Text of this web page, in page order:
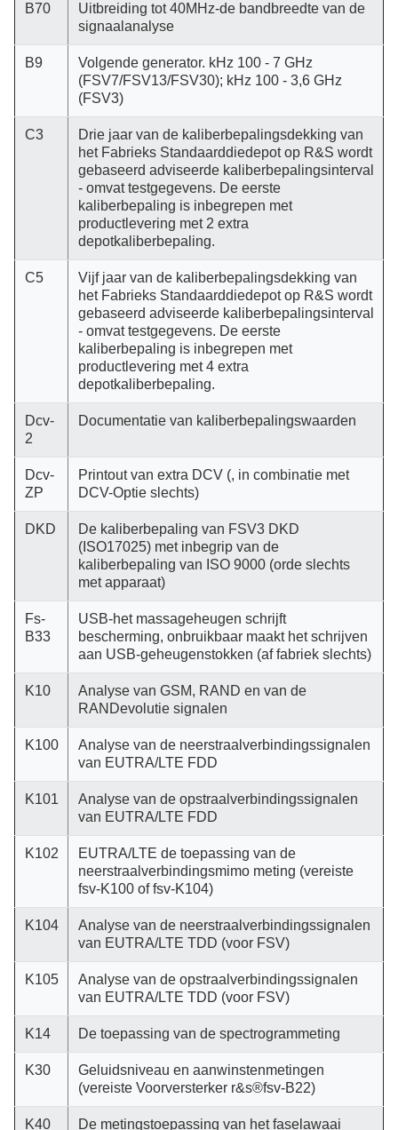
B70
Uitbreiding tot 40MHz-de bandbreedte van de
signaalanalyse
B9
Volgende generator. kHz 100 - 7 GHz
(FSV7/FSV13/FSV30); kHz 100 - 3,6 GHz
(FSV3)
C3
Drie jaar van de kaliberbepalingsdekking van
het Fabrieks Standaarddiedepot op R&S wordt
gebaseerd adviseerde kaliberbepalingsinterval
- omvat testgegevens. De eerste
kaliberbepaling is inbegrepen met
productlevering met 2 extra
depotkaliberbepaling.
C5
Vijf jaar van de kaliberbepalingsdekking van
het Fabrieks Standaarddiedepot op R&S wordt
gebaseerd adviseerde kaliberbepalingsinterval
- omvat testgegevens. De eerste
kaliberbepaling is inbegrepen met
productlevering met 4 extra
depotkaliberbepaling.
Dcv-
2
Documentatie van kaliberbepalingswaarden
Dcv-
ZP
Printout van extra DCV (, in combinatie met
DCV-Optie slechts)
DKD
De kaliberbepaling van FSV3 DKD
(ISO17025) met inbegrip van de
kaliberbepaling van ISO 9000 (orde slechts
met apparaat)
Fs-
B33
USB-het massageheugen schrijft
bescherming, onbruikbaar maakt het schrijven
aan USB-geheugenstokken (af fabriek slechts)
K10
Analyse van GSM, RAND en van de
RANDevolutie signalen
K100
Analyse van de neerstraalverbindingssignalen
van EUTRA/LTE FDD
K101
Analyse van de opstraalverbindingssignalen
van EUTRA/LTE FDD
K102
EUTRA/LTE de toepassing van de
neerstraalverbindingsmimo meting (vereiste
fsv-K100 of fsv-K104)
K104
Analyse van de neerstraalverbindingssignalen
van EUTRA/LTE TDD (voor FSV)
K105
Analyse van de opstraalverbindingssignalen
van EUTRA/LTE TDD (voor FSV)
K14 De toepassing van de spectrogrammeting
K30
Geluidsniveau en aanwinstenmetingen
(vereiste Voorversterker r&s®fsv-B22)
K40 De metingstoepassing van het faselawaai